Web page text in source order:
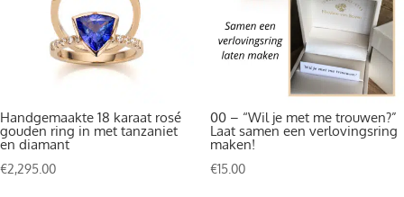
Handgemaakte 18 karaat rosé
gouden ring in met tanzaniet
en diamant
€2,295.00
00 – “Wil je met me trouwen?”
Laat samen een verlovingsring
maken!
€15.00